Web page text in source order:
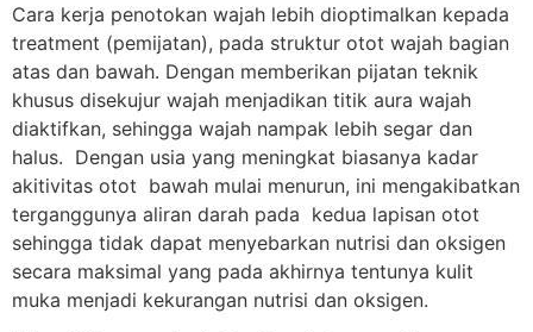
Cara kerja penotokan wajah lebih dioptimalkan kepada
treatment (pemijatan), pada struktur otot wajah bagian
atas dan bawah. Dengan memberikan pijatan teknik
khusus disekujur wajah menjadikan titik aura wajah
diaktifkan, sehingga wajah nampak lebih segar dan
halus. Dengan usia yang meningkat biasanya kadar
akitivitas otot bawah mulai menurun, ini mengakibatkan
terganggunya aliran darah pada kedua lapisan otot
sehingga tidak dapat menyebarkan nutrisi dan oksigen
secara maksimal yang pada akhirnya tentunya kulit
muka menjadi kekurangan nutrisi dan oksigen.